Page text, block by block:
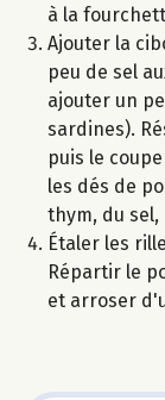
à la
Ajouter la
peu de sel
ajouter un
sardines).
puis le
les dés de
thym, du sel,
Étaler les
Répartir le
et arroser